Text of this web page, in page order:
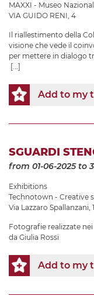
MAXXI - Museo
VIA GUIDO RENI, 4
Il riallestimento della
visione che vede il
per mettere in dialogo
[...]
Add to my
SGUARDI
from 01-06-2025to
Exhibitions
Technotown - Creative
Via Lazzaro Spallanzani,
Fotografie realizzate
da Giulia Rossi
Add to my